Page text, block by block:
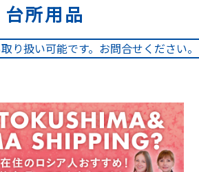
台所用品
り扱い可能です。お問合せください。